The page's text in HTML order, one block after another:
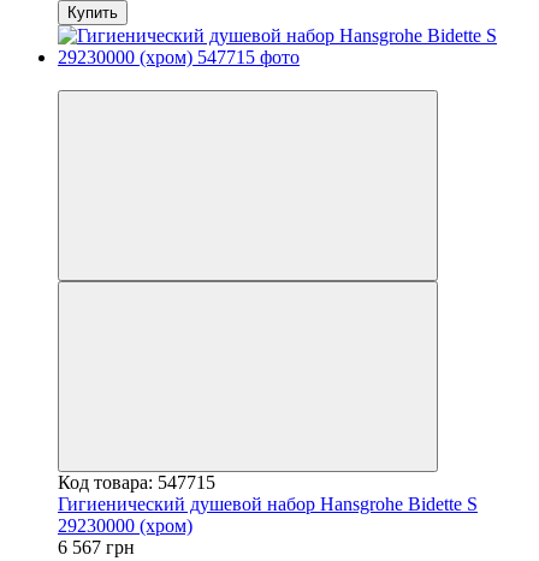
Купить
Код товара: 547715
Гигиенический душевой набор Hansgrohe Bidette S
29230000 (хром)
6 567 грн